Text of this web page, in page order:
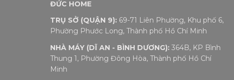
ĐỨC HOME
TRỤ SỞ (QUẬN 9): 69-71 Liên Phường, Khu phố 6,
Phường Phước Long, Thành phố Hồ Chí Minh
NHÀ MÁY (DĨ AN - BÌNH DƯƠNG): 364B, KP Bình
Thung 1, Phường Đông Hòa, Thành phố Hồ Chí
Minh